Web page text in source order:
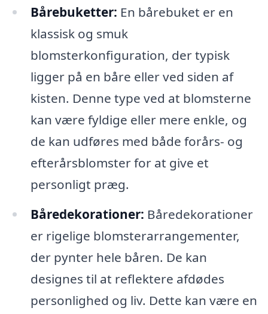
Bårebuketter: En bårebuket er en
klassisk og smuk
blomsterkonfiguration, der typisk
ligger på en båre eller ved siden af
kisten. Denne type ved at blomsterne
kan være fyldige eller mere enkle, og
de kan udføres med både forårs- og
efterårsblomster for at give et
personligt præg.
Båredekorationer: Båredekorationer
er rigelige blomsterarrangementer,
der pynter hele båren. De kan
designes til at reflektere afdødes
personlighed og liv. Dette kan være en